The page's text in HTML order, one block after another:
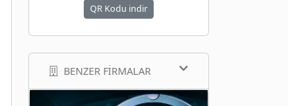
QR Kodu indir
BENZER FIRMALAR